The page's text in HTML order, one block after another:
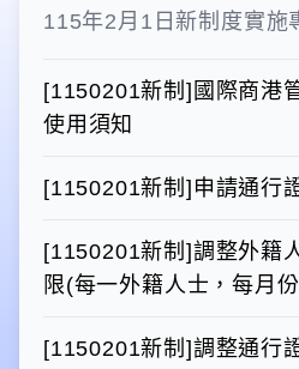
115年2月1日新制度實施
[1150201新制]國際商港
使用須知
[1150201新制]申請通行
[1150201新制]調整外籍
限(每一外籍人士，每月
[1150201新制]調整通行